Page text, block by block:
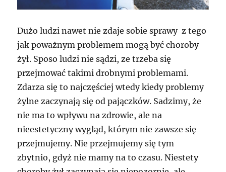
Dużo ludzi nawet nie zdaje sobie sprawy z tego
jak poważnym problemem mogą być choroby
żył. Sposo ludzi nie sądzi, ze trzeba się
przejmować takimi drobnymi problemami.
Zdarza się to najczęściej wtedy kiedy problemy
żylne zaczynają się od pajączków. Sadzimy, że
nie ma to wpływu na zdrowie, ale na
nieestetyczny wygląd, którym nie zawsze się
przejmujemy. Nie przejmujemy się tym
zbytnio, gdyż nie mamy na to czasu. Niestety